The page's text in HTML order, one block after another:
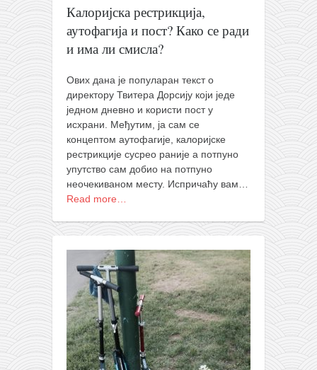
забрањена историја
ћирилица
породичне приче
прота Воја
уместо твитера
календар српски
азбуки и књиге
Окинава карате
моје белешке
историја каратеа
бубиши
карате
кихон
наиханчи
Калоријска рестрикција,
аутофагија и пост? Како се ради
и има ли смисла?
Ових дана је популаран текст о
директору Твитера Дорсију који једе
једном дневно и користи пост у
исхрани. Међутим, ја сам се
концептом аутофагије, калоријске
рестрикције сусрео раније а потпуно
упутство сам добио на потпуно
неочекиваном месту. Испричаћу вам…
Read more…